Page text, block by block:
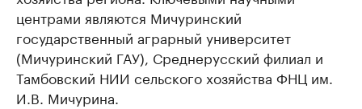
центрами являются Мичуринский
государственный аграрный университет
(Мичуринский ГАУ), Среднерусский филиал и
Тамбовский НИИ сельского хозяйства ФНЦ им.
И.В. Мичурина.